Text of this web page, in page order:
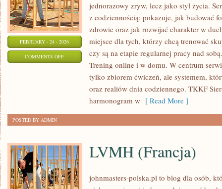
FEBRUARY - 24 - 2026
COMMENTS OFFON
ZAWODNIKÓW
TRENERÓW
jednorazowy zryw, lecz jako styl życia.
z codziennością: pokazuje, jak budować
zdrowie oraz jak rozwijać charakter w
miejsce dla tych, którzy chcą trenować
czy są na etapie regularnej pracy nad
Trening online i w domu. W centrum
tylko zbiorem ćwiczeń, ale systemem,
oraz realiów dnia codziennego. TKKF
harmonogram w [ Read More ]
POSTED BY ADMIN
LVMH (Francja)
johnmasters-polska.pl to blog dla osób,